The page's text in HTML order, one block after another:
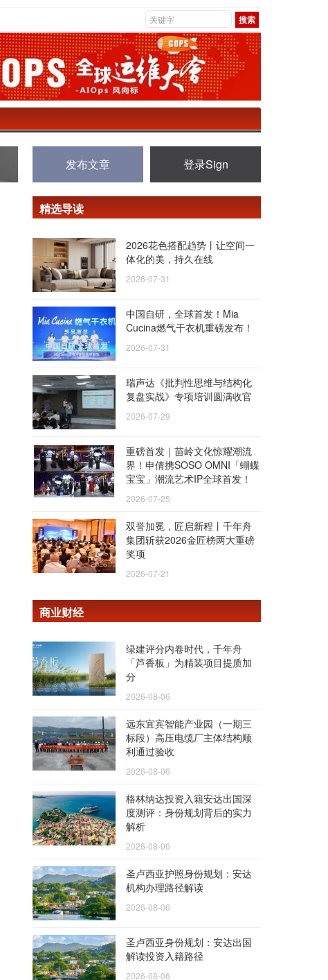
发布文章 登录Sign
精选导读
2026花色搭配趋势丨让空间一
体化的美，持久在线
2026-07-31
中国自研，全球首发！Mia
Cucina燃气干衣机重磅发布！
2026-07-31
瑞声达《批判性思维与结构化
复盘实战》专项培训圆满收官
2026-07-29
重磅首发｜苗岭文化惊耀潮流
界！申倩携SOSO OMNI「蝴蝶
宝宝」潮流艺术IP全球首发！
2026-07-25
双誉加冕，匠启新程丨千年舟
集团斩获2026金匠榜两大重磅
奖项
2026-07-21
商业财经
绿建评分内卷时代，千年舟
「芦香板」为精装项目提质加
分
2026-08-06
远东宜宾智能产业园（一期三
标段）高压电缆厂主体结构顺
利通过验收
2026-08-06
格林纳达投资入籍安达出国深
度测评：身份规划背后的实力
解析
2026-08-06
圣卢西亚护照身份规划：安达
机构办理路径解读
2026-08-06
圣卢西亚身份规划：安达出国
解读投资入籍路径
2026-08-06